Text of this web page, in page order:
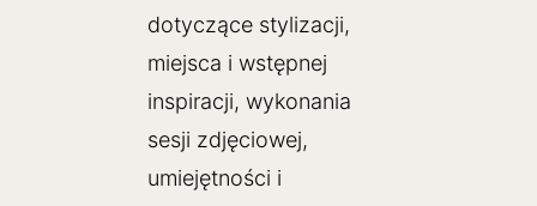
dotyczące stylizacji,
miejsca i wstępnej
inspiracji, wykonania
sesji zdjęciowej,
umiejętności i